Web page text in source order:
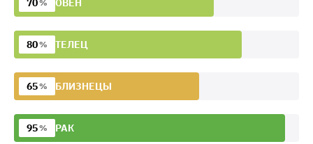
70% ОВЕН
80% ТЕЛЕЦ
65% БЛИЗНЕЦЫ
95% РАК